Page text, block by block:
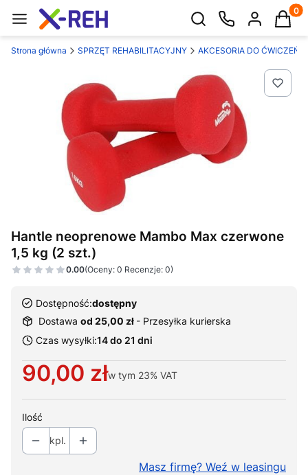
Otwórz wyszukiwarkę
Strona główna SPRZĘT REHABILITACYJNY AKCESORIA DO ĆWICZEŃ
Hantle neoprenowe Mambo Max czerwone
1,5 kg (2 szt.)
0.00(Oceny: 0 Recenzje: 0)
Dostępność:dostępny
Dostawa od 25,00 zł - Przesyłka kurierska
Czas wysyłki:14 do 21 dni
Cena
90,00 złw tym 23% VAT
Ilość
kpl.
Masz firmę? Weź w leasingu